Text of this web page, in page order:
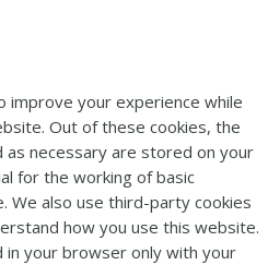
improve your experience while
Out of these cookies, the
necessary are stored on your
for the working of basic
We also use third-party cookies
how you use this website.
your browser only with your